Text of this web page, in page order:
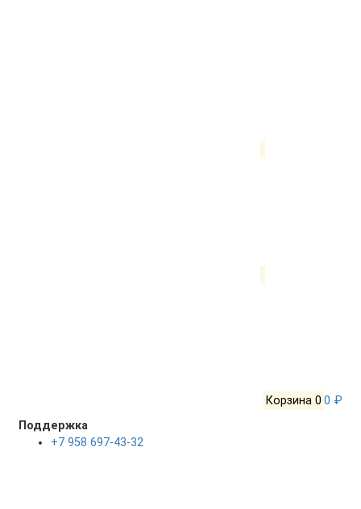
Корзина 0 0 ₽
Поддержка
+7 958 697-43-32